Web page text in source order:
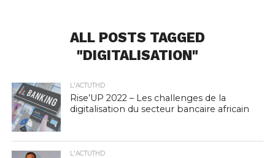
ALL POSTS TAGGED
"DIGITALISATION"
L'ACTUTHD
Rise’UP 2022 – Les challenges de la
digitalisation du secteur bancaire africain
L'ACTUTHD